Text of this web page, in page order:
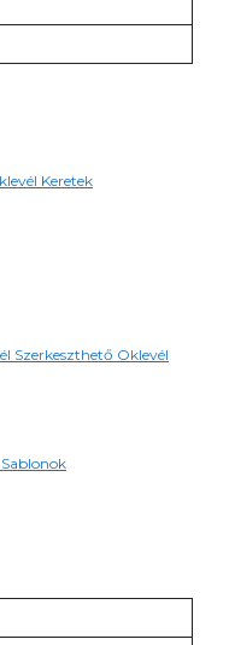
Keretek
Szerkeszthető Oklevél